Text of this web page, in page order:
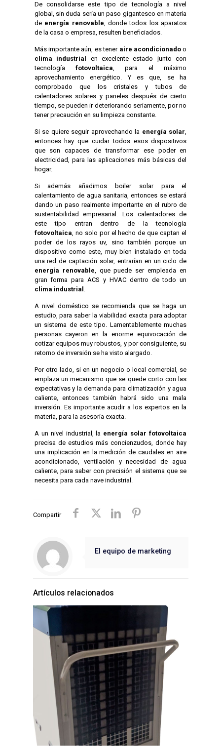
De consolidarse este tipo de tecnología a nivel
global, sin duda sería un paso gigantesco en materia
de energía renovable, donde todos los aparatos
de la casa o empresa, resulten beneficiados.
Más importante aún, es tener aire acondicionadoo
clima industrial
en excelente estado junto con
tecnologíafotovoltaica, para el máximo
aprovechamiento energético. Y es que, se ha
comprobado que los cristales y tubos de
calentadores solares y paneles después de cierto
tiempo, se pueden ir deteriorando seriamente, por no
tener precaución en su limpieza constante.
Si se quiere seguir aprovechando la energía solar,
entonces hay que cuidar todos esos dispositivos
que son capaces de transformar ese poder en
electricidad, para las aplicaciones más básicas del
hogar.
Si además añadimos boiler solar para el
calentamiento de agua sanitaria, entonces se estará
dando un paso realmente importante en el rubro de
sustentabilidad empresarial. Los calentadores de
este tipo entran dentro de la tecnología
fotovoltaica, no solo por el hecho de que captan el
poder de los rayos uv, sino también porque un
dispositivo como este, muy bien instalado en toda
una red de captación solar, entrarían en un ciclo de
energía renovable, que puede ser empleada en
gran forma para ACS y HVAC dentro de todo un
clima industrial .
A nivel doméstico se recomienda que se haga un
estudio, para saber la viabilidad exacta para adoptar
un sistema de este tipo. Lamentablemente muchas
personas cayeron en la enorme equivocación de
cotizar equipos muy robustos, y por consiguiente, su
retorno de inversión se ha visto alargado.
Por otro lado, si en un negocio o local comercial, se
emplaza un mecanismo que se quede corto con las
expectativas y la demanda para climatización y agua
caliente, entonces también habrá sido una mala
inversión. Es importante acudir a los expertos en la
materia, para la asesoría exacta.
A un nivel industrial, la energía solar fotovoltaica
precisa de estudios más concienzudos, donde hay
una implicación en la medición de caudales en aire
acondicionado, ventilación y necesidad de agua
caliente, para saber con precisión el sistema que se
necesita para cada nave industrial.
Compartir
El equipo de marketing
Artículos relacionados